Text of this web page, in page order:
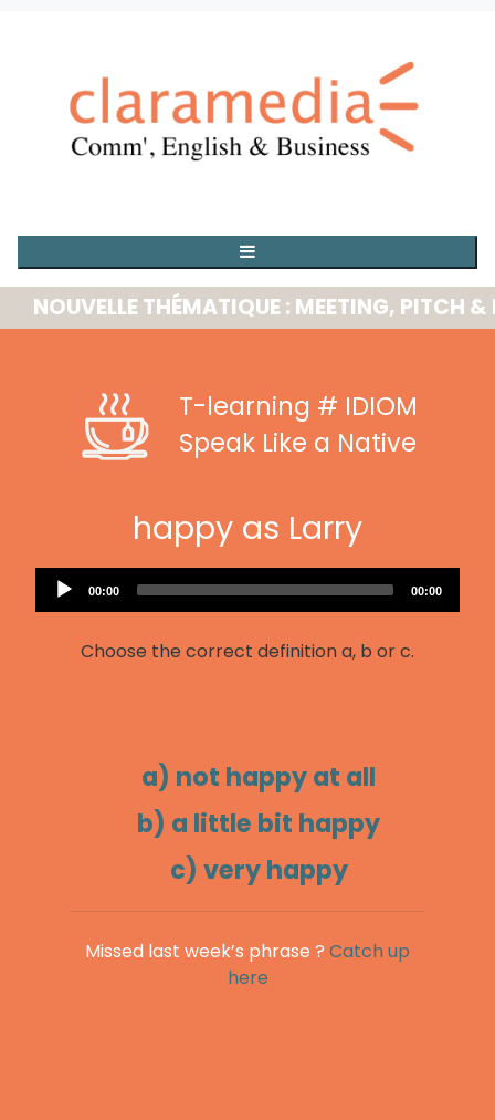
THÉMATIQUE : MEETING, PITCH &
T-learning # IDIOM
Speak Like a Native
happy as Larry
Audio
Player
Current
00:00
Total
00:00
Choose the correct definition a, b or c.
a) not happy at all
b) a little bit happy
c) very happy
Missed last week’s phrase ? Catch up
here